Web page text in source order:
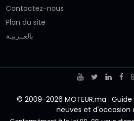
Contactez-nous
Plan du site
بالعــربيـة
© 2009-2026 MOTEUR.ma :
neuves et d'occasion